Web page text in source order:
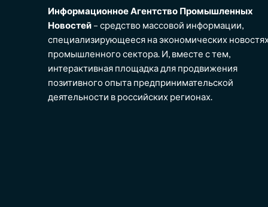
Информационное Агентство Промышленных
Новостей– средство массовой информации,
специализирующееся на экономических
промышленного сектора. И, вместе с тем,
интерактивная площадка для продвижения
позитивного опыта предпринимательской
деятельности в российских регионах.